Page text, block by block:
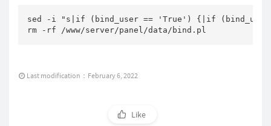
sed -i "s|if (bind_user == 'True') {|if (bind_user
rm -rf /www/server/panel/data/bind.pl
Last modification：February 6, 2022
Like